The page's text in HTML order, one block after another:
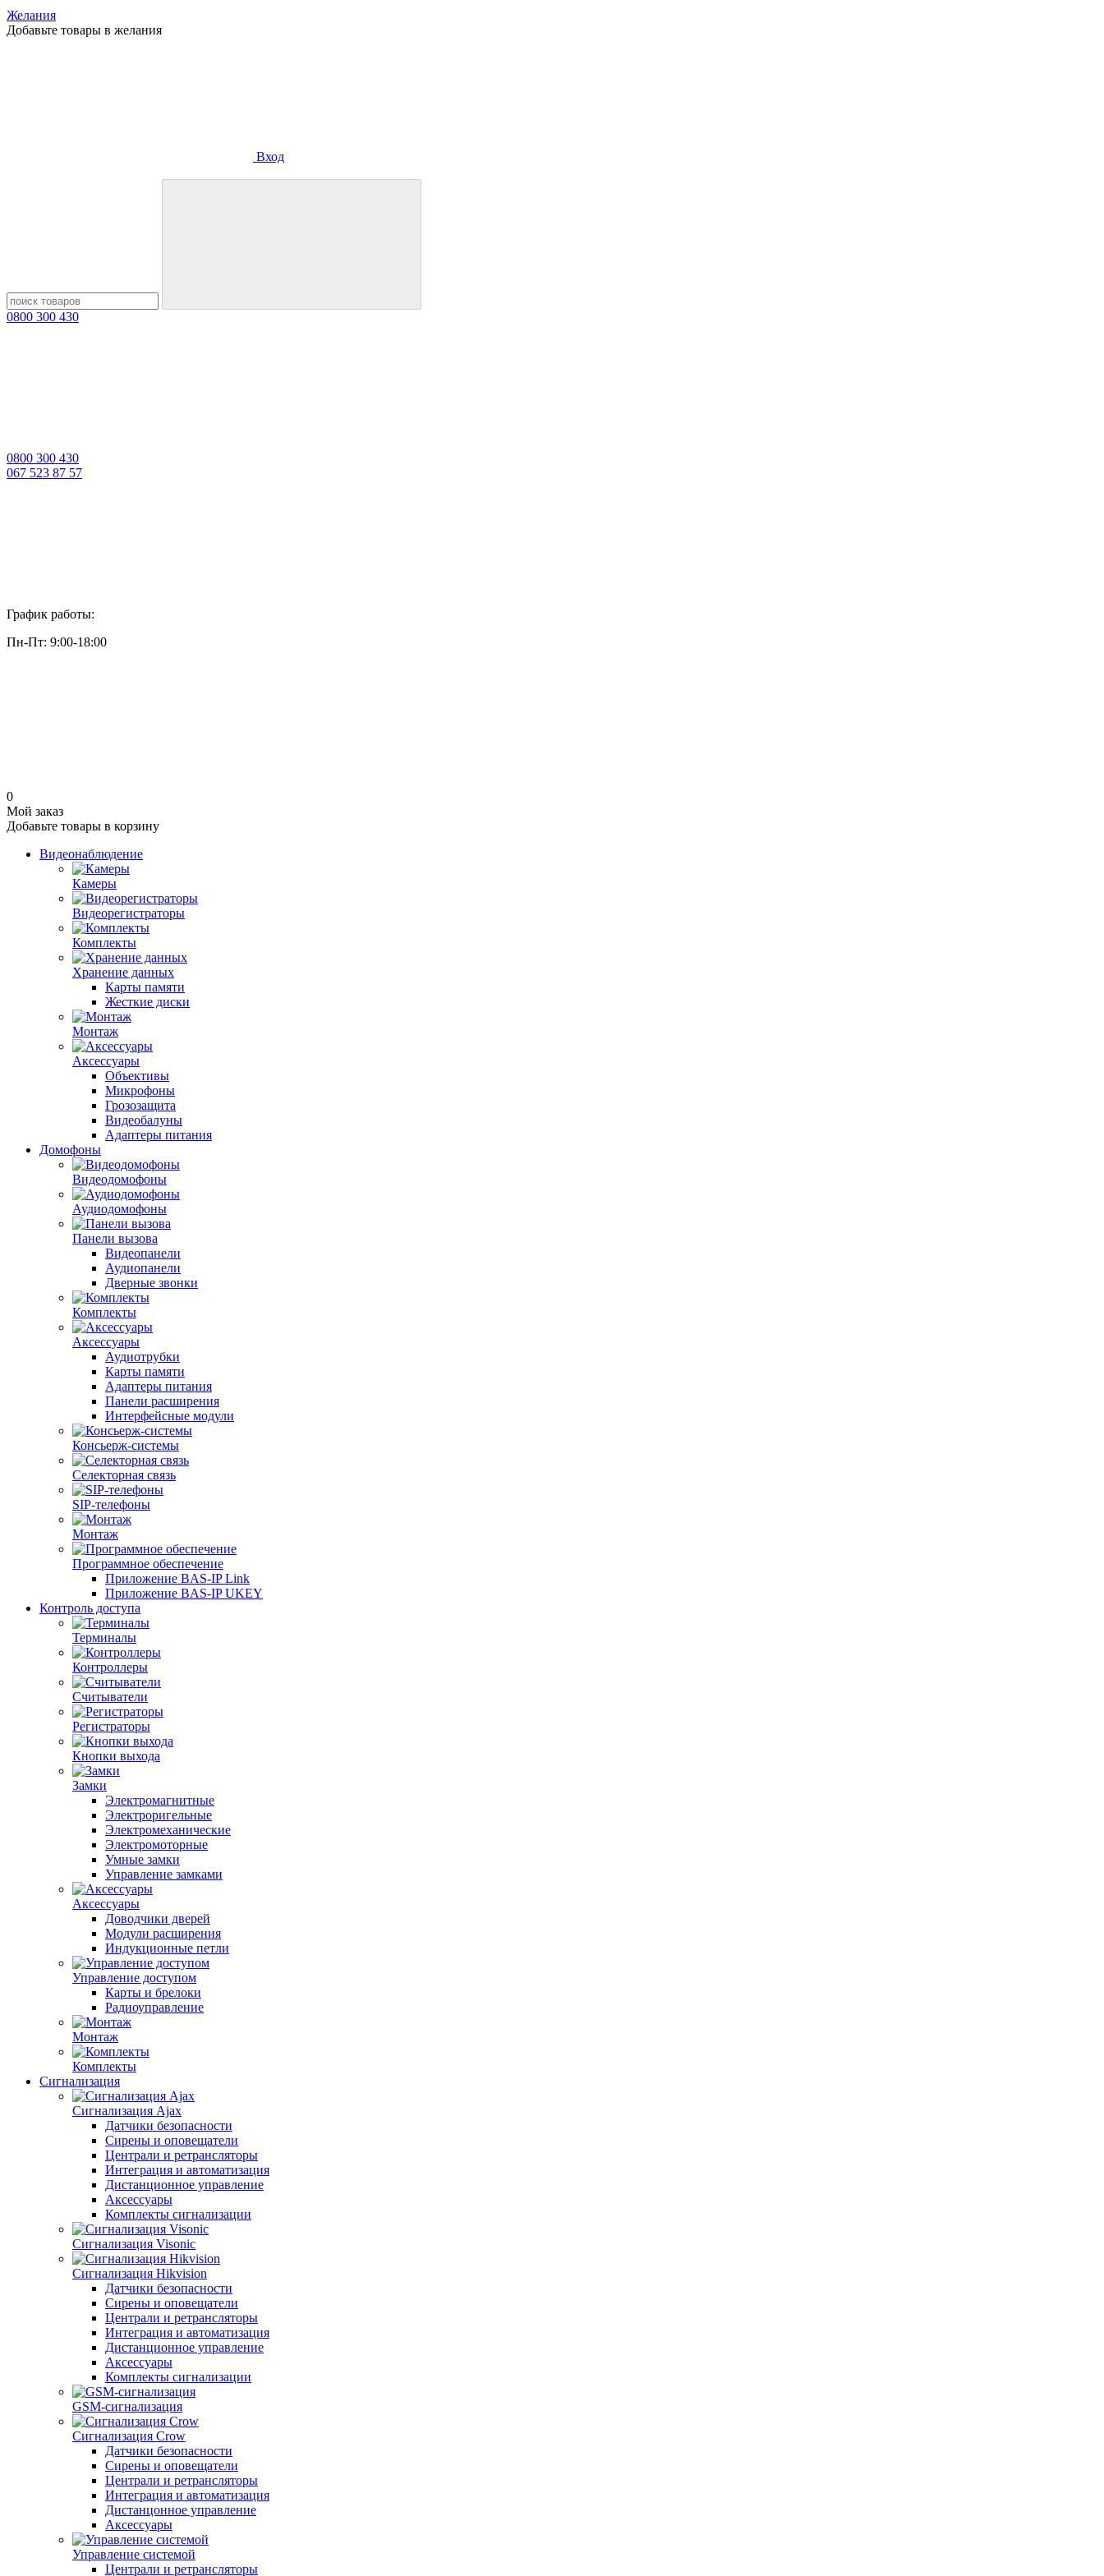
Желания
Добавьте товары в желания
Вход
0800 300 430
0800 300 430
067 523 87 57
График работы:
Пн-Пт: 9:00-18:00
0
Мой заказ
Добавьте товары в корзину
Видеонаблюдение
Камеры
Видеорегистраторы
Комплекты
Хранение данных
Карты памяти
Жесткие диски
Монтаж
Аксессуары
Объективы
Микрофоны
Грозозащита
Видеобалуны
Адаптеры питания
Домофоны
Видеодомофоны
Аудиодомофоны
Панели вызова
Видеопанели
Аудиопанели
Дверные звонки
Комплекты
Аксессуары
Аудиотрубки
Карты памяти
Адаптеры питания
Панели расширения
Интерфейсные модули
Консьерж-системы
Селекторная связь
SIP‑телефоны
Монтаж
Программное обеспечение
Приложение BAS-IP Link
Приложение BAS-IP UKEY
Контроль доступа
Терминалы
Контроллеры
Считыватели
Регистраторы
Кнопки выхода
Замки
Электромагнитные
Электроригельные
Электромеханические
Электромоторные
Умные замки
Управление замками
Аксессуары
Доводчики дверей
Модули расширения
Индукционные петли
Управление доступом
Карты и брелоки
Радиоуправление
Монтаж
Комплекты
Сигнализация
Сигнализация Ajax
Датчики безопасности
Сирены и оповещатели
Централи и ретрансляторы
Интеграция и автоматизация
Дистанционное управление
Аксессуары
Комплекты сигнализации
Сигнализация Visonic
Сигнализация Hikvision
Датчики безопасности
Сирены и оповещатели
Централи и ретрансляторы
Интеграция и автоматизация
Дистанционное управление
Аксессуары
Комплекты сигнализации
GSM-сигнализация
Сигнализация Crow
Датчики безопасности
Сирены и оповещатели
Централи и ретрансляторы
Интеграция и автоматизация
Дистанцонное управление
Аксессуары
Управление системой
Централи и ретрансляторы